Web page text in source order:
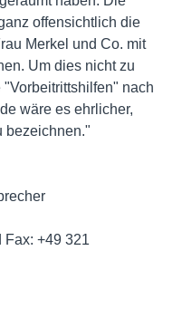
offensichtlich die
Merkel und Co. mit
Um dies nicht zu
nach
wäre es ehrlicher,
bezeichnen."
Fax: +49 321